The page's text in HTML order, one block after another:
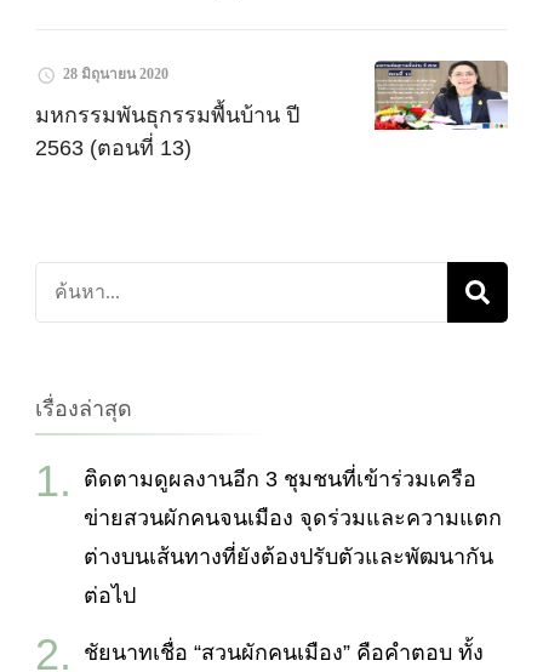
28 มิถุนายน 2020
มหกรรมพันธุกรรมพื้นบ้าน ปี
2563 (ตอนที่ 13)
ค้นหา
เกี่ยว
เรื่องล่าสุด
ติดตามดูผลงานอีก 3 ชุมชนที่เข้าร่วมเครือ
ข่ายสวนผักคนจนเมือง จุดร่วมและความแตก
ต่างบนเส้นทางที่ยังต้องปรับตัวและพัฒนากัน
ต่อไป
ชัยนาทเชื่อ “สวนผักคนเมือง” คือคำตอบ ทั้ง